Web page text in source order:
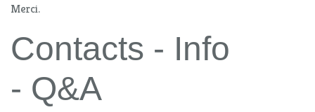
Merci.
Contacts - Info
- Q&A